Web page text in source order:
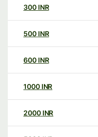
300 INR
500 INR
600 INR
1000 INR
2000 INR